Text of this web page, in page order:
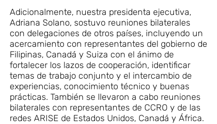
Adicionalmente, nuestra presidenta ejecutiva,
Adriana Solano, sostuvo reuniones bilaterales
con delegaciones de otros países, incluyendo un
acercamiento con representantes del gobierno de
Filipinas, Canadá y Suiza con el ánimo de
fortalecer los lazos de cooperación, identificar
temas de trabajo conjunto y el intercambio de
experiencias, conocimiento técnico y buenas
prácticas. También se llevaron a cabo reuniones
bilaterales con representantes de CCRO y de las
redes ARISE de Estados Unidos, Canadá y África.